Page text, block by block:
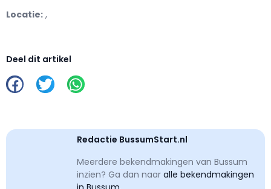
Locatie: ,
Deel dit artikel
Redactie BussumStart.nl
Meerdere bekendmakingen van Bussum
inzien? Ga dan naar alle bekendmakingen